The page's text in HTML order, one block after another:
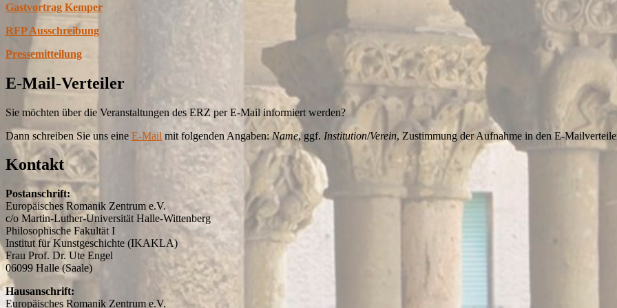
Gastvortrag Kemper
RFP Ausschreibung
Pressemitteilung
E-Mail-Verteiler
Sie möchten über die Veranstaltungen des ERZ per E-Mail informiert werden?
Dann schreiben Sie uns eine E-Mail mit folgenden Angaben:Name, ggf. Institution/Verein, Zustimmung der Aufnahme in den E-
Kontakt
Postanschrift:
Europäisches Romanik Zentrum e.V.
c/o Martin-Luther-Universität Halle-Wittenberg
Philosophische Fakultät I
Institut für Kunstgeschichte (IKAKLA)
Frau Prof. Dr. Ute Engel
06099 Halle (Saale)
Hausanschrift:
Europäisches Romanik Zentrum e.V.